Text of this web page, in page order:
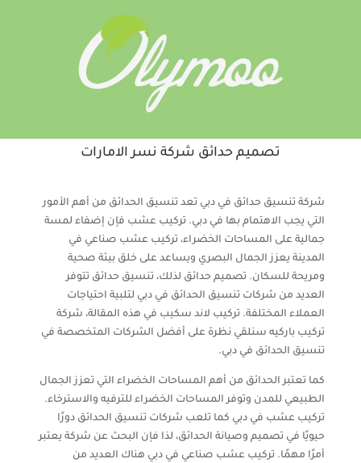
تصميم حدائق شركة نسر الامارات
شركة تنسيق حدائق في دبي تعد تنسيق الحدائق من أهم الأمور
التي يجب الاهتمام بها في دبي. تركيب عشب فإن إضفاء لمسة
جمالية على المساحات الخضراء، تركيب عشب صناعي في
المدينة يعزز الجمال البصري ويساعد على خلق بيئة صحية
ومريحة للسكان. تصميم حدائق لذلك، تنسيق حدائق تتوفر
العديد من شركات تنسيق الحدائق في دبي لتلبية احتياجات
العملاء المختلفة. تركيب لاند سكيب في هذه المقالة، شركة
تركيب باركيه سنلقي نظرة على أفضل الشركات المتخصصة في
تنسيق الحدائق في دبي.
كما تعتبر الحدائق من أهم المساحات الخضراء التي تعزز الجمال
الطبيعي للمدن وتوفر المساحات الخضراء للترفيه والاسترخاء.
تركيب عشب في دبي كما تلعب شركات تنسيق الحدائق دورًا
حيويًا في تصميم وصيانة الحدائق، لذا فإن البحث عن شركة يعتبر
أمرًا مهمًا. تركيب عشب صناعي في دبي هناك العديد من